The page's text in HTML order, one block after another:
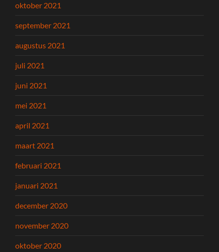
oktober 2021
september 2021
augustus 2021
juli 2021
juni 2021
mei 2021
april 2021
maart 2021
februari 2021
januari 2021
december 2020
november 2020
oktober 2020